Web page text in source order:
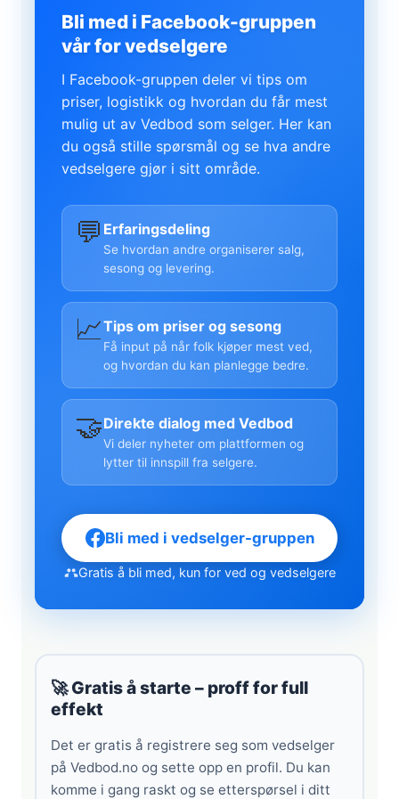
Bli med i Facebook-gruppen
vår for vedselgere
I Facebook-gruppen deler vi tips om
priser, logistikk og hvordan du får mest
mulig ut av Vedbod som selger. Her kan
du også stille spørsmål og se hva andre
vedselgere gjør i sitt område.
💬 Erfaringsdeling
Se hvordan andre organiserer salg,
sesong og levering.
📈Tips om priser og sesong
Få input på når folk kjøper mest ved,
og hvordan du kan planlegge bedre.
🤝Direkte dialog med Vedbod
Vi deler nyheter om plattformen og
lytter til innspill fra selgere.
Bli med i vedselger-gruppen
Gratis å bli med, kun for ved og vedselgere
🚀 Gratis å starte – proff for full
effekt
Det er gratis å registrere seg som vedselger
på Vedbod.no og sette opp en profil. Du kan
komme i gang raskt og se etterspørsel i ditt